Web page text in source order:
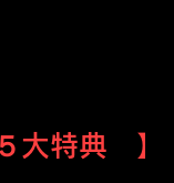
大特典 】